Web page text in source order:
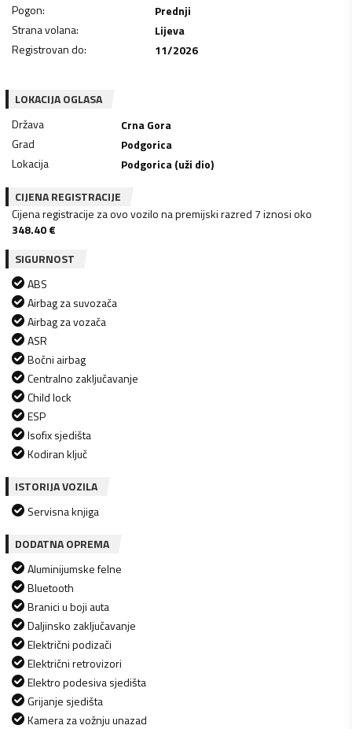
Pogon:
Prednji
Strana volana:
Lijeva
Registrovan do: 11/2026
LOKACIJA OGLASA
Država
Crna Gora
Grad
Podgorica
Lokacija
Podgorica (uži dio)
CIJENA REGISTRACIJE
Cijena registracije za ovo vozilo na premijski razred 7 iznosi oko
348.40€
SIGURNOST
ABS
Airbag za suvozača
Airbag za vozača
ASR
Bočni airbag
Centralno zaključavanje
Child lock
ESP
Isofix sjedišta
Kodiran ključ
ISTORIJA VOZILA
Servisna knjiga
DODATNA OPREMA
Aluminijumske felne
Bluetooth
Branici u boji auta
Daljinsko zaključavanje
Električni podizači
Električni retrovizori
Elektro podesiva sjedišta
Grijanje sjedišta
Kamera za vožnju unazad